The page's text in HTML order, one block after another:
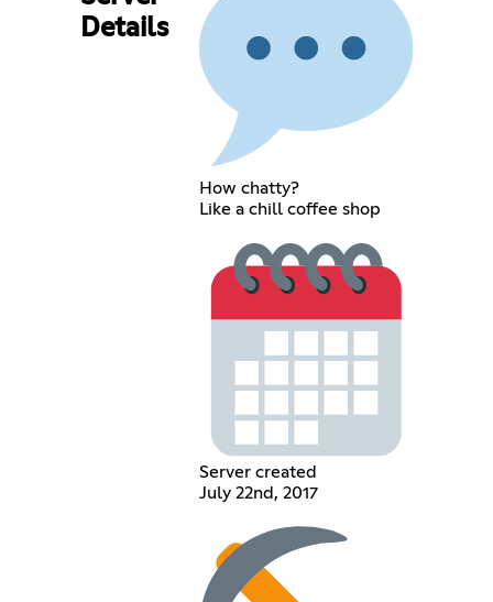
Details
How chatty?
Like a chill coffee shop
Server created
July 22nd, 2017